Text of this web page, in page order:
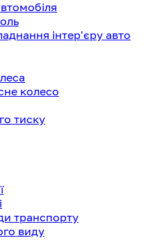
інтер'єру авто
колесо
тиску
транспорту
виду